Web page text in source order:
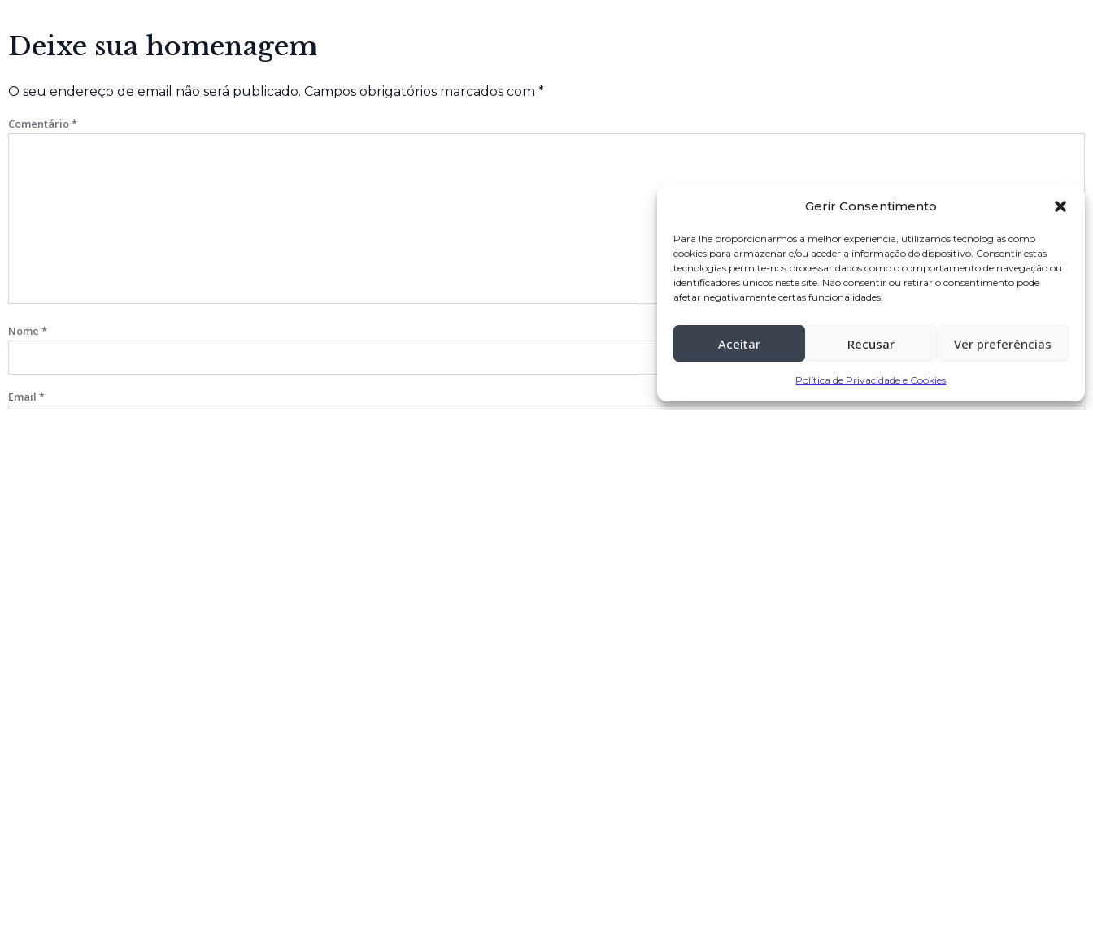
Gerir Consentimento
Para lhe proporcionarmos a melhor experiência, utilizamos tecnologias como
cookies para armazenar e/ou aceder a informação do dispositivo. Consentir estas
tecnologias permite-nos processar dados como o comportamento de navegação ou
identificadores únicos neste site. Não consentir ou retirar o consentimento pode
afetar negativamente certas funcionalidades.
Aceitar Recusar Ver preferências
Política de Privacidade e Cookies
Deixe sua homenagem
O seu endereço de email não será publicado. Campos obrigatórios marcados com *
Comentário*
Nome *
Email *